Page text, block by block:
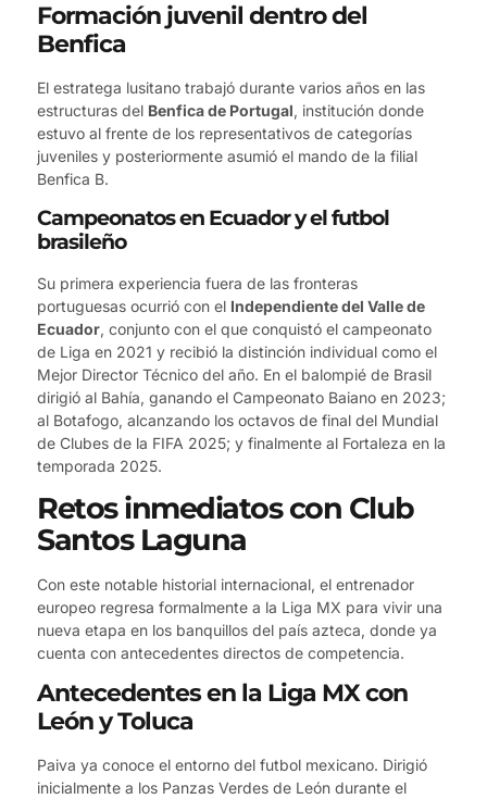
Formación juvenil dentro del
Benfica
El estratega lusitano trabajó durante varios años en las
estructuras del Benfica de Portugal, institución donde
estuvo al frente de los representativos de categorías
juveniles y posteriormente asumió el mando de la filial
Benfica B.
Campeonatos en Ecuador y el futbol
brasileño
Su primera experiencia fuera de las fronteras
portuguesas ocurrió con el Independiente del Valle de
Ecuador, conjunto con el que conquistó el campeonato
de Liga en 2021 y recibió la distinción individual como el
Mejor Director Técnico del año. En el balompié de Brasil
dirigió al Bahía, ganando el Campeonato Baiano en 2023;
al Botafogo, alcanzando los octavos de final del Mundial
de Clubes de la FIFA 2025; y finalmente al Fortaleza en la
temporada 2025.
Retos inmediatos con Club
Santos Laguna
Con este notable historial internacional, el entrenador
europeo regresa formalmente a la Liga MX para vivir una
nueva etapa en los banquillos del país azteca, donde ya
cuenta con antecedentes directos de competencia.
Antecedentes en la Liga MX con
León y Toluca
Paiva ya conoce el entorno del futbol mexicano. Dirigió
inicialmente a los Panzas Verdes de León durante el